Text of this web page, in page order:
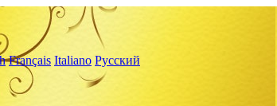
Français Italiano Русский